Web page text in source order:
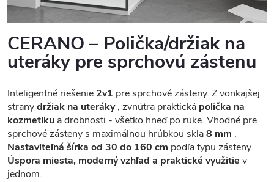
CERANO – Polička/držiak na
uteráky pre sprchovú zástenu
Inteligentné riešenie 2v1 pre sprchové zásteny. Z vonkajšej
stranydržiak na uteráky, zvnútra praktická polička na
kozmetiku a drobnosti - všetko hneď po ruke. Vhodné pre
sprchové zásteny s maximálnou hrúbkou skla8 mm .
Nastaviteľná šírka od 30 do 160 cm podľa typu zásteny.
Úspora miesta, moderný vzhľad a praktické využitie v
jednom.